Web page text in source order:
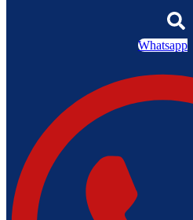
Whatsapp